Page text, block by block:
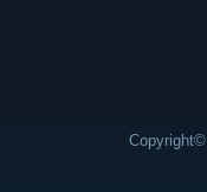
Copyright©